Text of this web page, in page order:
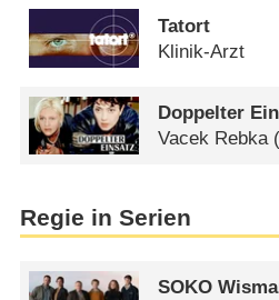
Tatort
Klinik-Arzt
Doppelter
Vacek Rebka
Regie in Serien
SOKO